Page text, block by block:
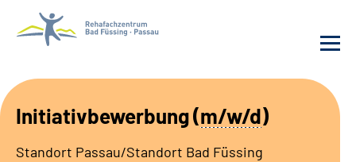
Initiativbewerbung(m/w/d)
Standort Passau/Standort Bad Füssing